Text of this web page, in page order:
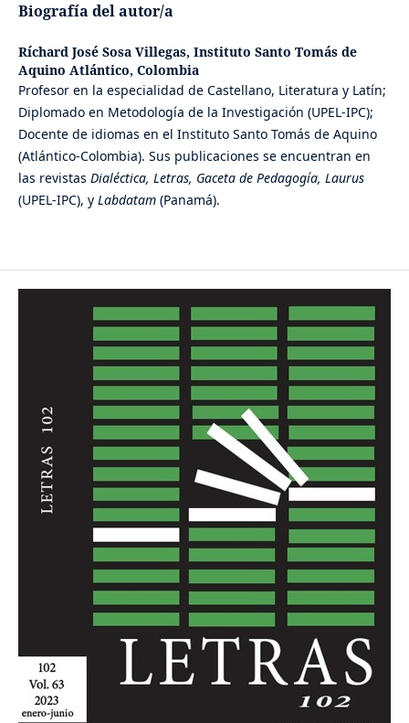
Biografía del autor/a
Ríchard José Sosa Villegas, Instituto Santo Tomás de
Aquino Atlántico, Colombia
Profesor en la especialidad de Castellano, Literatura y Latín;
Diplomado en Metodología de la Investigación (UPEL-IPC);
Docente de idiomas en el Instituto Santo Tomás de Aquino
(Atlántico-Colombia). Sus publicaciones se encuentran en
las revistas Dialéctica, Letras, Gaceta de Pedagogía, Laurus
(UPEL-IPC), y Labdatam (Panamá).